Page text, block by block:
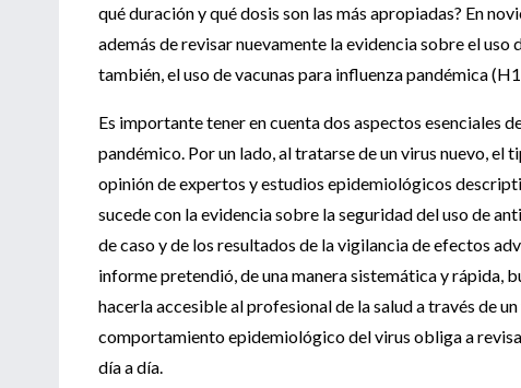
qué duración y qué dosis son las más apropiadas? En
además de revisar nuevamente la evidencia sobre el
también, el uso de vacunas para influenza pandémica
Es importante tener en cuenta dos aspectos esenciales
pandémico. Por un lado, al tratarse de un virus nuevo, el
opinión de expertos y estudios epidemiológicos
sucede con la evidencia sobre la seguridad del uso de
de caso y de los resultados de la vigilancia de efectos
informe pretendió, de una manera sistemática y rápida,
hacerla accesible al profesional de la salud a través de
comportamiento epidemiológico del virus obliga a
día a día.